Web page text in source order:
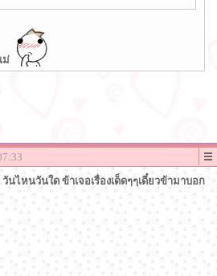
ม่
ไหนวันใด ข้าเจอเรื่องเด็ดๆๆเดี๋ยวข้ามาบอก